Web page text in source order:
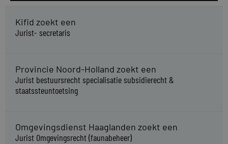
Kifid zoekt een
Jurist- secretaris
Provincie Noord-Holland zoekt een
Jurist bestuursrecht specialisatie subsidierecht &
staatssteuntoetsing
Omgevingsdienst Haaglanden zoekt een
Jurist Omgevingsrecht (faunabeheer)